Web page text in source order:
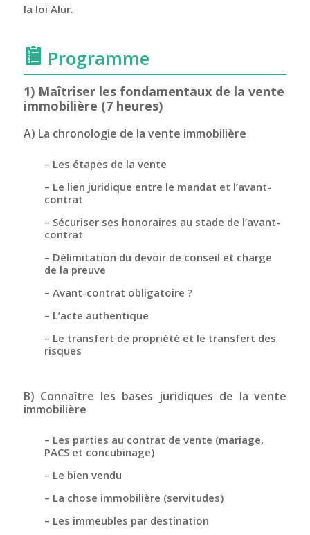
la loi Alur.
Programme
1) Maîtriser les fondamentaux de la vente
immobilière (7 heures)
A) La chronologie de la vente immobilière
– Les étapes de la vente
– Le lien juridique entre le mandat et l’avant-
contrat
– Sécuriser ses honoraires au stade de l’avant-
contrat
– Délimitation du devoir de conseil et charge
de la preuve
– Avant-contrat obligatoire ?
– L’acte authentique
– Le transfert de propriété et le transfert des
risques
B) Connaître les bases juridiques de la vente
immobilière
– Les parties au contrat de vente (mariage,
PACS et concubinage)
– Le bien vendu
– La chose immobilière (servitudes)
– Les immeubles par destination